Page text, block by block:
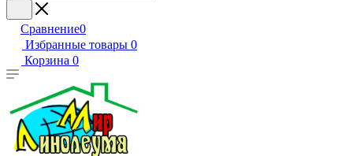
Сравнение0
Избранные товары 0
Корзина 0